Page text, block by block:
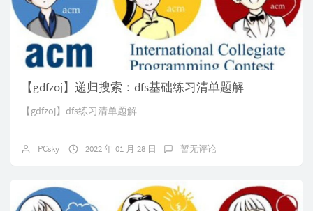
【gdfzoj】递归搜索：dfs基础练习清单题解
【gdfzoj】dfs练习清单题解
PCsky 2022 年 01 月 28 日 暂无评论